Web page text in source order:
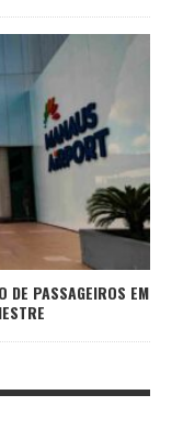
DE PASSAGEIROS EM